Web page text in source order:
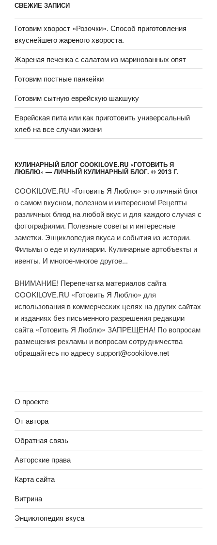
СВЕЖИЕ ЗАПИСИ
Готовим хворост «Розочки». Способ приготовления
вкуснейшего жареного хвороста.
Жареная печенка с салатом из маринованных опят
Готовим постные панкейки
Готовим сытную еврейскую шакшуку
Еврейская пита или как приготовить универсальный
хлеб на все случаи жизни
КУЛИНАРНЫЙ БЛОГ COOKILOVE.RU «ГОТОВИТЬ Я
ЛЮБЛЮ» — ЛИЧНЫЙ КУЛИНАРНЫЙ БЛОГ. © 2013 Г.
COOKILOVE.RU «Готовить Я Люблю» это личный блог
о самом вкусном, полезном и интересном! Рецепты
различных блюд на любой вкус и для каждого случая с
фотографиями. Полезные советы и интересные
заметки. Энциклопедия вкуса и события из истории.
Фильмы о еде и кулинарии. Кулинарные артобъекты и
ивенты. И многое-многое другое...
ВНИМАНИЕ! Перепечатка материалов сайта
COOKILOVE.RU «Готовить Я Люблю» для
использования в коммерческих целях на других сайтах
и изданиях без письменного разрешения редакции
сайта «Готовить Я Люблю» ЗАПРЕЩЕНА! По вопросам
размещения рекламы и вопросам сотрудничества
обращайтесь по адресуsupport@cookilove.net
О проекте
От автора
Обратная связь
Авторские права
Карта сайта
Витрина
Энциклопедия вкуса